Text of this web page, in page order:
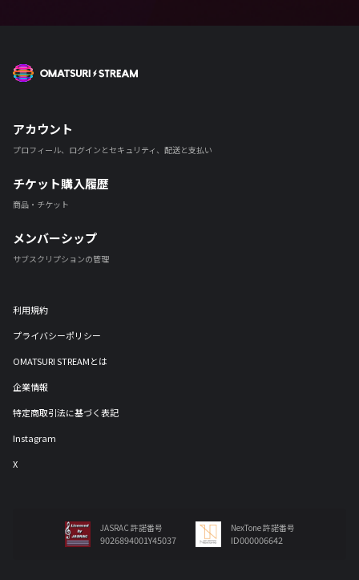
アカウント
プロフィール、ログインとセキュリティ、配送と支払い
チケット購入履歴
商品・チケット
メンバーシップ
サブスクリプションの管理
利用規約
プライバシーポリシー
OMATSURI STREAMとは
企業情報
特定商取引法に基づく表記
Instagram
X
JASRAC 許諾番号
9026894001Y45037
NexTone 許諾番号
ID000006642